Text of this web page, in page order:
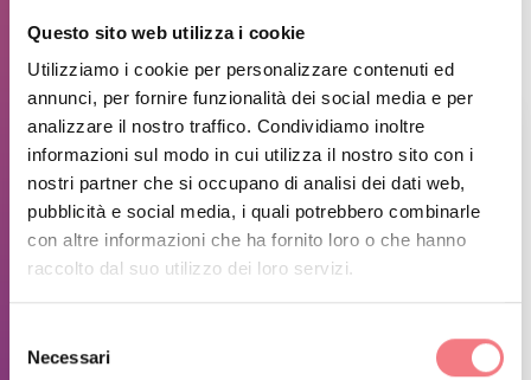
Questo sito web utilizza i cookie
Utilizziamo i cookie per personalizzare contenuti ed
annunci, per fornire funzionalità dei social media e per
analizzare il nostro traffico. Condividiamo inoltre
informazioni sul modo in cui utilizza il nostro sito con i
nostri partner che si occupano di analisi dei dati web,
pubblicità e social media, i quali potrebbero combinarle
con altre informazioni che ha fornito loro o che hanno
raccolto dal suo utilizzo dei loro servizi.
delNecessari
dintorni (mountain bike, trekking ed escursionismo).